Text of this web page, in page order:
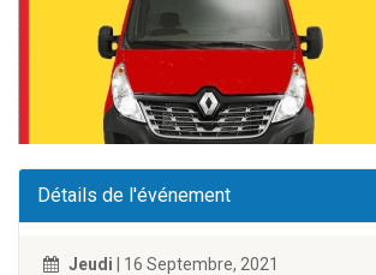
Détails de l'événement
Jeudi | 16 Septembre, 2021